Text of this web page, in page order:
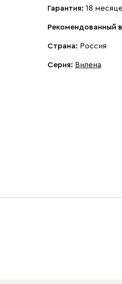
Гарантия: 18
Рекомендованный
Страна: Россия
Серия: Вилена